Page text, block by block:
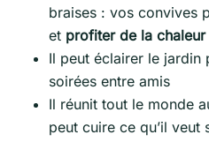
braises : vos convives
et profiter de la
Il peut éclairer le jardin
soirées entre amis
Il réunit tout le monde
peut cuire ce qu’il veut